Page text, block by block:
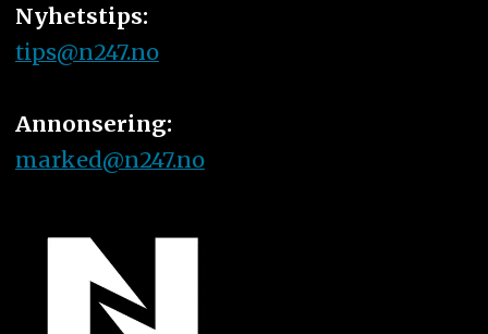
Nyhetstips:
tips@n247.no
Annonsering:
marked@n247.no